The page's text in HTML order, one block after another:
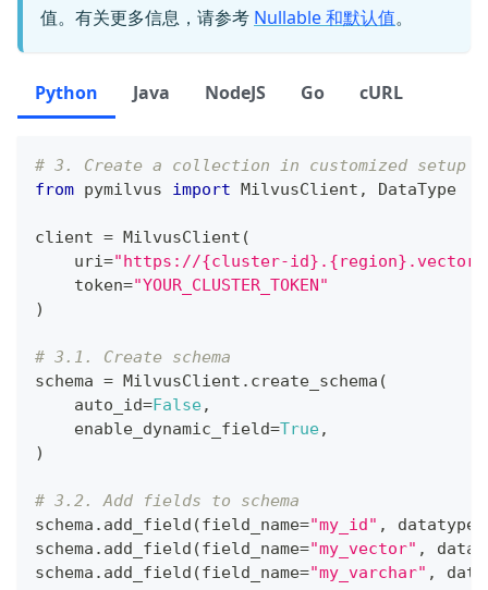
值。有关更多信息，请参考 Nullable 和默认值。
Python Java NodeJS Go cURL
# 3. Create a collection in customized setup
from pymilvus import MilvusClient , DataType
client = MilvusClient (
    uri
="https://{cluster-
    token
="YOUR_CLUSTER_TOKEN"
)
# 3.1. Create schema
schema = MilvusClient . create_schema (
    auto_id
=False,
    enable_dynamic_field
=True,
)
# 3.2. Add fields to schema
schema . add_field (field_name="my_id" , datatype
schema . add_field (field_name="my_vector" ,
schema . add_field (field_name="my_varchar" ,